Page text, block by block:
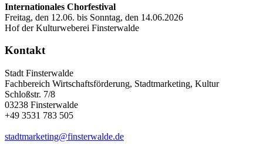
Internationales Chorfestival
Freitag, den 12.06. bis Sonntag, den 14.06.2026
Hof der Kulturweberei Finsterwalde
Kontakt
Stadt Finsterwalde
Fachbereich Wirtschaftsförderung, Stadtmarketing, Kultur
Schloßstr. 7/8
03238 Finsterwalde
+49 3531 783 505
stadtmarketing@finsterwalde.de